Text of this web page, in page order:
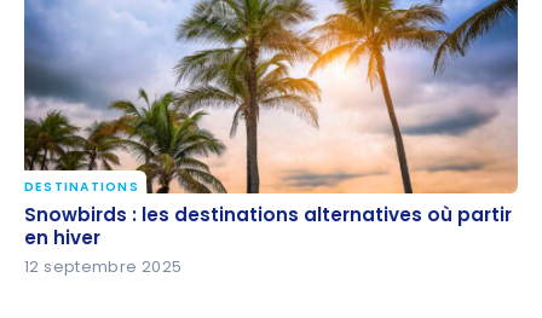
Snowbirds : les destinations alternatives où partir
en hiver
DESTINATIONS
Snowbirds : les destinations alternatives où partir
en hiver
12 septembre 2025